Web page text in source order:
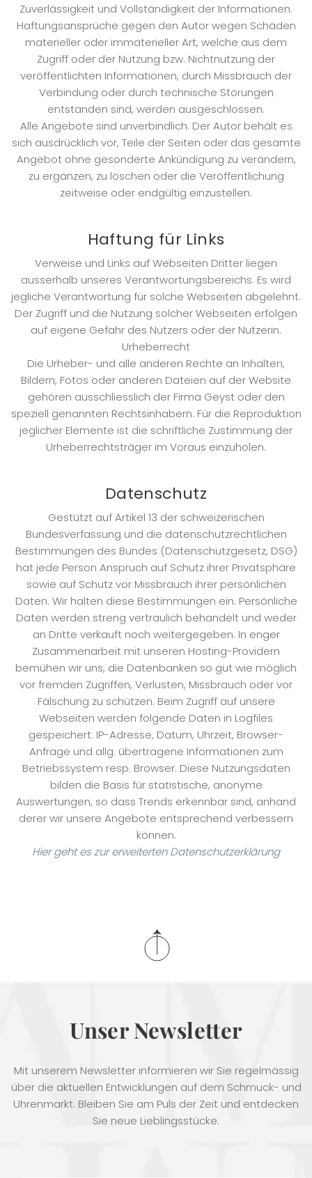
Zuverlässigkeit und Vollständigkeit der Informationen.
Haftungsansprüche gegen den Autor wegen Schäden
materieller oder immaterieller Art, welche aus dem
Zugriff oder der Nutzung bzw. Nichtnutzung der
veröffentlichten Informationen, durch Missbrauch der
Verbindung oder durch technische Störungen
entstanden sind, werden ausgeschlossen.
Alle Angebote sind unverbindlich. Der Autor behält es
sich ausdrücklich vor, Teile der Seiten oder das gesamte
Angebot ohne gesonderte Ankündigung zu verändern,
zu ergänzen, zu löschen oder die Veröffentlichung
zeitweise oder endgültig einzustellen.
Haftung für Links
Verweise und Links auf Webseiten Dritter liegen
ausserhalb unseres Verantwortungsbereichs. Es wird
jegliche Verantwortung für solche Webseiten abgelehnt.
Der Zugriff und die Nutzung solcher Webseiten erfolgen
auf eigene Gefahr des Nutzers oder der Nutzerin.
Urheberrecht
Die Urheber- und alle anderen Rechte an Inhalten,
Bildern, Fotos oder anderen Dateien auf der Website
gehören ausschliesslich der Firma Geyst oder den
speziell genannten Rechtsinhabern. Für die Reproduktion
jeglicher Elemente ist die schriftliche Zustimmung der
Urheberrechtsträger im Voraus einzuholen.
Datenschutz
Gestützt auf Artikel 13 der schweizerischen
Bundesverfassung und die datenschutzrechtlichen
Bestimmungen des Bundes (Datenschutzgesetz, DSG)
hat jede Person Anspruch auf Schutz ihrer Privatsphäre
sowie auf Schutz vor Missbrauch ihrer persönlichen
Daten. Wir halten diese Bestimmungen ein. Persönliche
Daten werden streng vertraulich behandelt und weder
an Dritte verkauft noch weitergegeben. In enger
Zusammenarbeit mit unseren Hosting-Providern
bemühen wir uns, die Datenbanken so gut wie möglich
vor fremden Zugriffen, Verlusten, Missbrauch oder vor
Fälschung zu schützen. Beim Zugriff auf unsere
Webseiten werden folgende Daten in Logfiles
gespeichert: IP-Adresse, Datum, Uhrzeit, Browser-
Anfrage und allg. übertragene Informationen zum
Betriebssystem resp. Browser. Diese Nutzungsdaten
bilden die Basis für statistische, anonyme
Auswertungen, so dass Trends erkennbar sind, anhand
derer wir unsere Angebote entsprechend verbessern
können.
Hier geht es zur erweiterten Datenschutzerklärung
Unser Newsletter
Mit unserem Newsletter informieren wir Sie regelmässig
über die aktuellen Entwicklungen auf dem Schmuck- und
Uhrenmarkt. Bleiben Sie am Puls der Zeit und entdecken
Sie neue Lieblingsstücke.